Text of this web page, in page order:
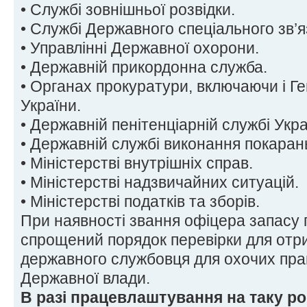
• Службі зовнішньої розвідки.
• Службі Державного спеціального
• Управлінні Державної охорони.
• Державній прикордонна служба.
• Органах прокуратури, включаючи і
України.
• Державній пенітенціарній службі
• Державній службі виконання
• Міністерстві внутрішніх справ.
• Міністерстві надзвичайних ситуацій.
• Міністерстві податків та зборів.
При наявності звання офіцера
спрощений порядок перевірки для
державного службовця для охочих
Державної влади.
В разі працевлаштування на таку